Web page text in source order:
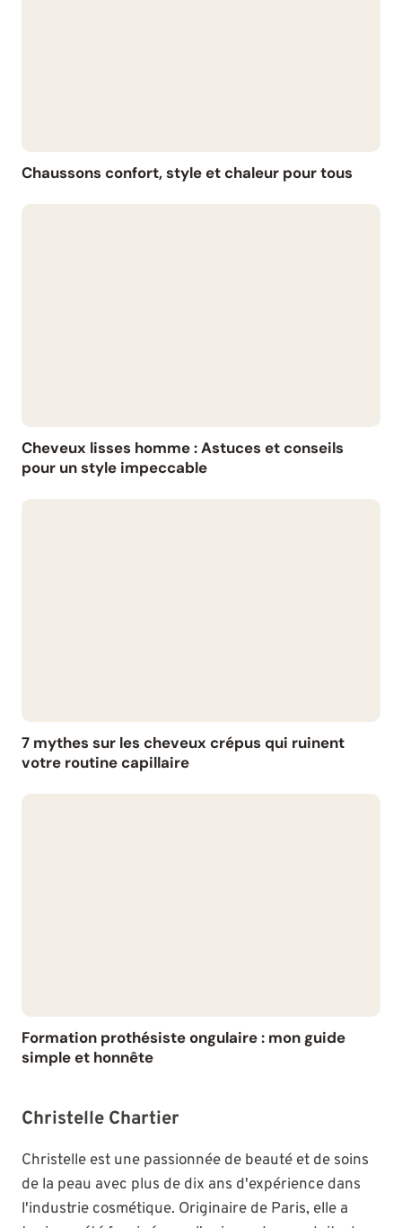
Chaussons confort, style et chaleur pour tous
Cheveux lisses homme : Astuces et conseils
pour un style impeccable
7 mythes sur les cheveux crépus qui ruinent
votre routine capillaire
Formation prothésiste ongulaire : mon guide
simple et honnête
Christelle Chartier
Christelle est une passionnée de beauté et de soins
de la peau avec plus de dix ans d'expérience dans
l'industrie cosmétique. Originaire de Paris, elle a